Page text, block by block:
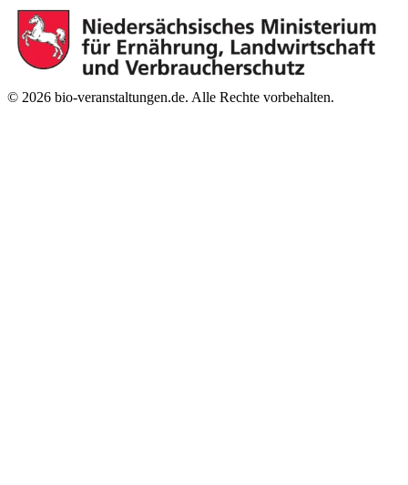
© 2026 bio-veranstaltungen.de. Alle Rechte vorbehalten.